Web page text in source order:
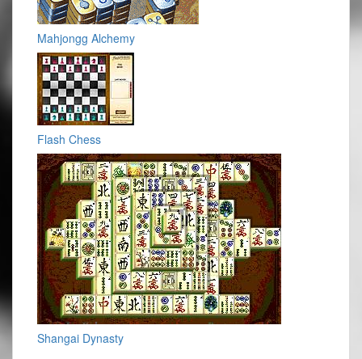
Mahjongg Alchemy
Flash Chess
Shangai Dynasty